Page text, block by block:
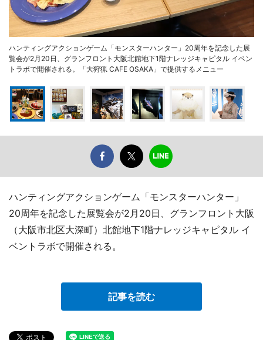
ハンティングアクションゲーム「モンスターハンター」20周年を記念した展
覧会が2月20日、グランフロント大阪北館地下1階ナレッジキャピタル イベン
トラボで開催される。「大狩猟 CAFE OSAKA」で提供するメニュー
ハンティングアクションゲーム「モンスターハンター」
20周年を記念した展覧会が2月20日、グランフロント大阪
（大阪市北区大深町）北館地下1階ナレッジキャピタル イ
ベントラボで開催される。
記事を読む